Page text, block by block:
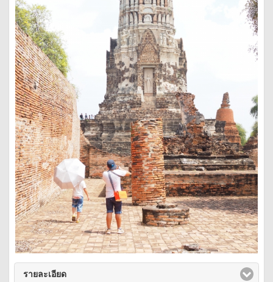
รายละเอียด